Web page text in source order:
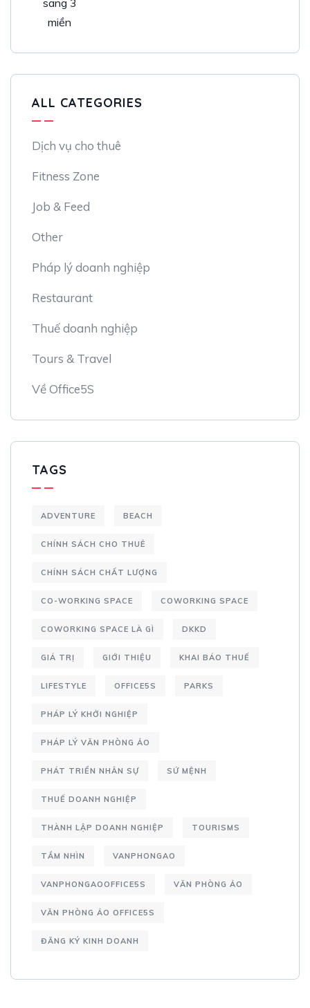
ALL CATEGORIES
Dịch vụ cho thuê
Fitness Zone
Job & Feed
Other
Pháp lý doanh nghiệp
Restaurant
Thuế doanh nghiệp
Tours & Travel
Về Office5S
TAGS
ADVENTURE BEACH
CHÍNH SÁCH CHO THUÊ
CHÍNH SÁCH CHẤT LƯỢNG
CO-WORKING SPACE COWORKING SPACE
COWORKING SPACE LÀ GÌ DKKD
GIÁ TRỊ GIỚI THIỆU KHAI BÁO THUẾ
LIFESTYLE OFFICE5S PARKS
PHÁP LÝ KHỞI NGHIỆP
PHÁP LÝ VĂN PHÒNG ẢO
PHÁT TRIỂN NHÂN SỰ SỨ MỆNH
THUẾ DOANH NGHIỆP
THÀNH LẬP DOANH NGHIỆP TOURISMS
TẦM NHÌN VANPHONGAO
VANPHONGAOOFFICE5S VĂN PHÒNG ẢO
VĂN PHÒNG ẢO OFFICE5S
ĐĂNG KÝ KINH DOANH